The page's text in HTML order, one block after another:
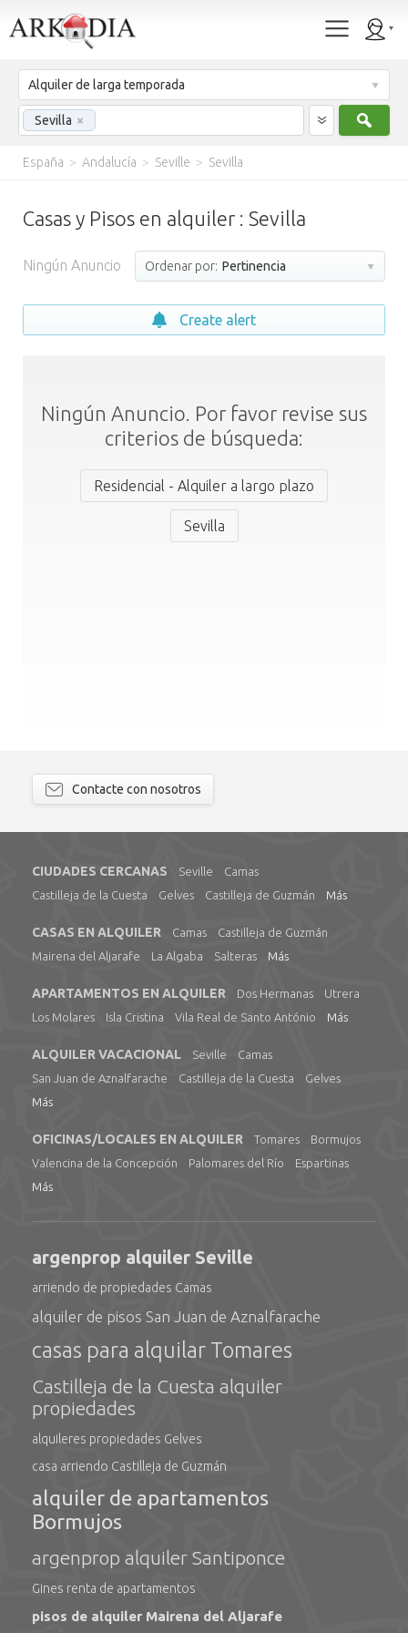
Alquiler de larga temporada
Sevilla ×
España > Andalucía > Seville > Sevilla
Casas y Pisos en alquiler : Sevilla
Ningún Anuncio Ordenar por: Pertinencia
Create alert
Ningún Anuncio. Por favor revise sus
criterios de búsqueda:
Residencial - Alquiler a largo plazo
Sevilla
Contacte con nosotros
CIUDADES CERCANAS Seville
Camas
Castilleja de la Cuesta
Gelves Castilleja de Guzmán Más
CASAS EN ALQUILER Camas
Castilleja de Guzmán
Mairena del Aljarafe
La Algaba Salteras Más
APARTAMENTOS EN ALQUILER Dos Hermanas
Utrera
Los Molares
Isla Cristina Vila Real de Santo António Más
ALQUILER VACACIONAL Seville
Camas
San Juan de Aznalfarache
Castilleja de la Cuesta
Gelves
Más
OFICINAS/LOCALES EN ALQUILER Tomares
Bormujos
Valencina de la Concepción
Palomares del Río
Espartinas
Más
argenprop alquiler Seville
arriendo de propiedades Camas
alquiler de pisos San Juan de Aznalfarache
casas para alquilar Tomares
Castilleja de la Cuesta alquiler
propiedades
alquileres propiedades Gelves
casa arriendo Castilleja de Guzmán
alquiler de apartamentos
Bormujos
argenprop alquiler Santiponce
Gines renta de apartamentos
pisos de alquiler Mairena del Aljarafe